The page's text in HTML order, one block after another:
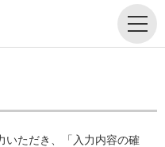
いただき、「入力内容の確